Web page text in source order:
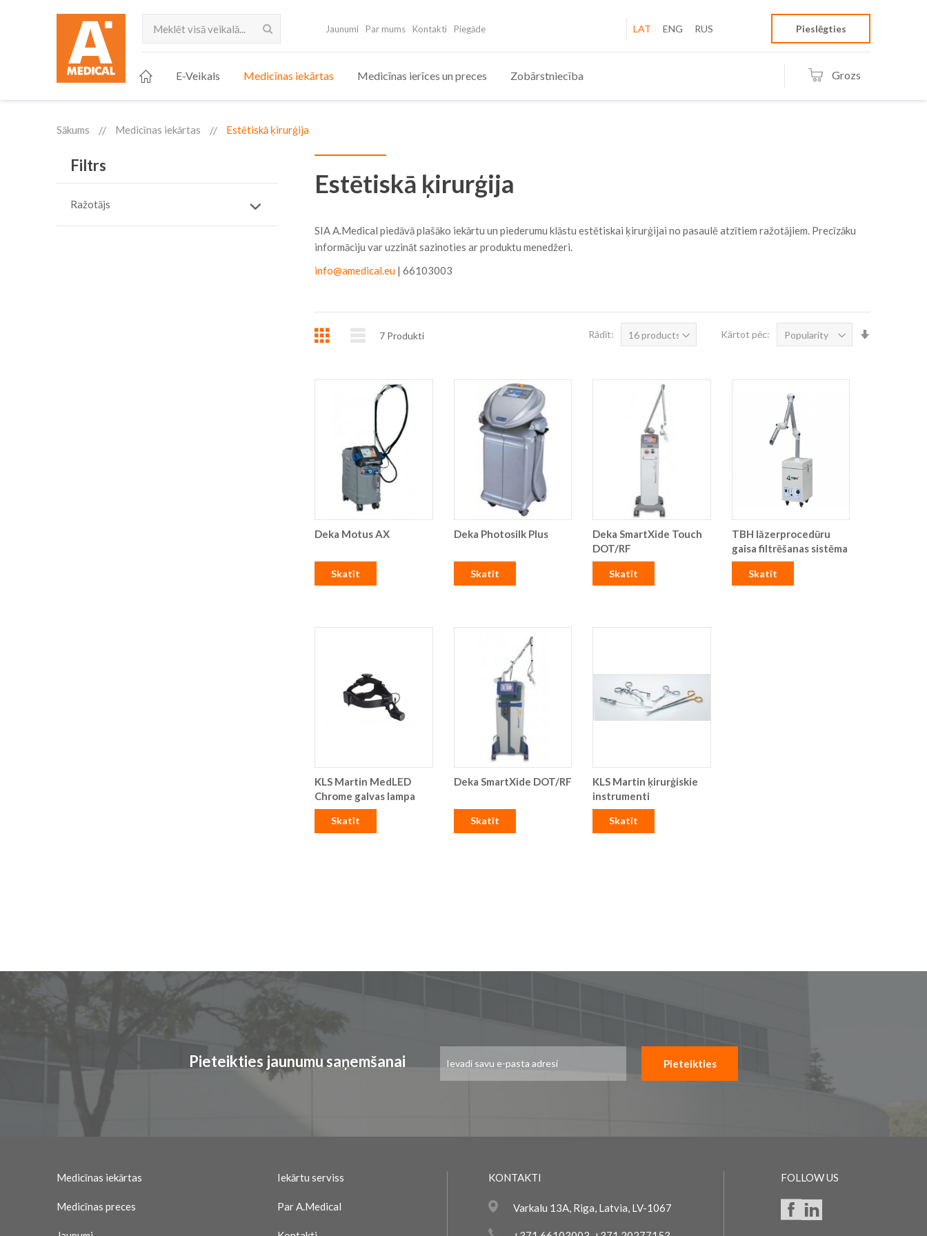
Meklēt
Jaunumi Par mums Kontakti Piegāde LAT ENG RUS Pieslēgties
E-Veikals Medicīnas iekārtas Medicīnas ierīces un preces Zobārstniecība Grozs
Sākums Medicīnas iekārtas Estētiskā ķirurģija
Estētiskā ķirurģija
SIA A.Medical piedāvā plašāko iekārtu un piederumu klāstu estētiskai ķirurģijai no pasaulē atzītiem ražotājiem. Precīzāku
informāciju var uzzināt sazinoties ar produktu menedžeri.
info@amedical.eu | 66103003
Režģis Saraksts
7 Produkti Rādīt: Kārtot pēc:
Deka Motus AX
Skatīt
Deka Photosilk Plus
Skatīt
Deka SmartXide Touch
DOT/RF
Skatīt
TBH lāzerprocedūru
gaisa filtrēšanas sistēma
Skatīt
KLS Martin MedLED
Chrome galvas lampa
Skatīt
Deka SmartXide DOT/RF
Skatīt
KLS Martin ķirurģiskie
instrumenti
Skatīt
Filtrs
Ražotājs
Pieteikties jaunumu saņemšanai
jaunumu
Pieteikties
Medicīnas iekārtas Iekārtu serviss
Medicīnas preces Par A.Medical
KONTAKTI
Varkalu 13A, Riga, Latvia, LV-1067
FOLLOW US